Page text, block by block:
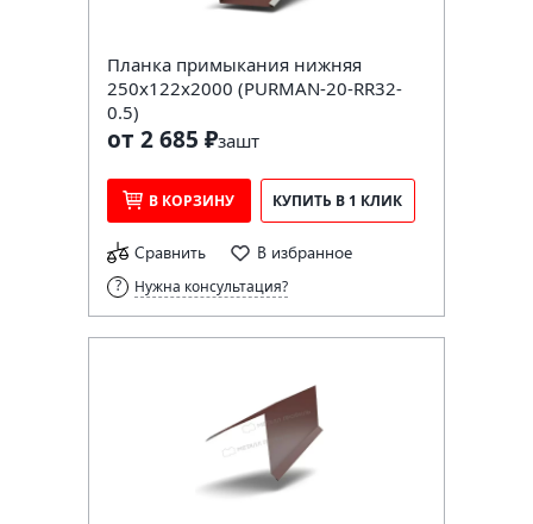
Планка примыкания нижняя
250х122х2000 (PURMAN-20-RR32-
0.5)
от 2 685 ₽зашт
В КОРЗИНУ КУПИТЬ В 1 КЛИК
Сравнить В избранное
Нужна консультация?